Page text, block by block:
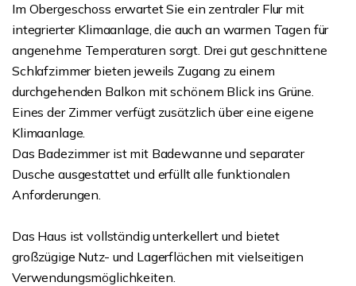
Im Obergeschoss erwartet Sie ein zentraler Flur mit
integrierter Klimaanlage, die auch an warmen Tagen für
angenehme Temperaturen sorgt. Drei gut geschnittene
Schlafzimmer bieten jeweils Zugang zu einem
durchgehenden Balkon mit schönem Blick ins Grüne.
Eines der Zimmer verfügt zusätzlich über eine eigene
Klimaanlage.
Das Badezimmer ist mit Badewanne und separater
Dusche ausgestattet und erfüllt alle funktionalen
Anforderungen.
Das Haus ist vollständig unterkellert und bietet
großzügige Nutz- und Lagerflächen mit vielseitigen
Verwendungsmöglichkeiten.